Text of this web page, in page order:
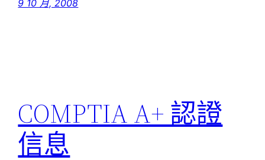
9 10 月, 2008
COMPTIA A+ 認證
信息